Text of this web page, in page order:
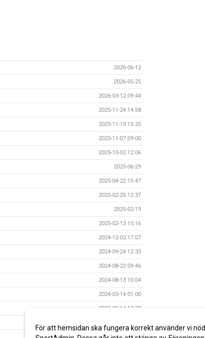
2026-06-12
2026-05-25
2026-03-12 09:44
2025-11-24 14:58
2025-11-13 15:25
2025-11-07 09:00
2025-10-02 12:06
2025-06-29
2025-04-22 15:47
2025-02-25 12:37
2025-02-19
2025-02-13 15:16
2024-12-02 17:07
2024-09-24 12:33
2024-08-22 09:46
2024-08-13 10:04
2024-03-14 01:00
2023-09-14 13:38
För att hemsidan ska fungera korrekt använder vi